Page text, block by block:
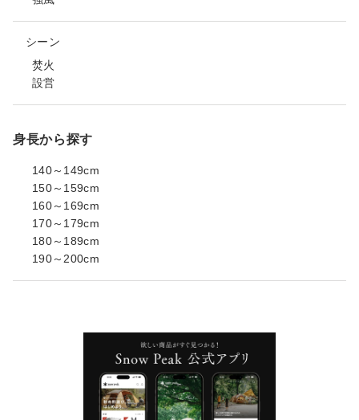
シーン
焚火
設営
身長から探す
140～149cm
150～159cm
160～169cm
170～179cm
180～189cm
190～200cm